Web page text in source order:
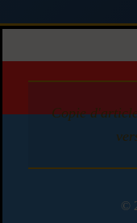
Copie
©